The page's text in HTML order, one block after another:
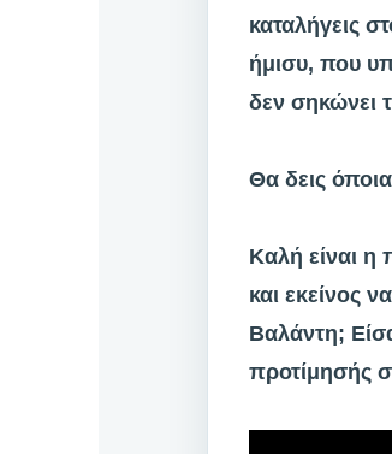
καταλήγεις
ήμισυ, που
δεν σηκώνει
Θα δεις όποια
Καλή είναι η
και εκείνος
Βαλάντη;
προτίμησής